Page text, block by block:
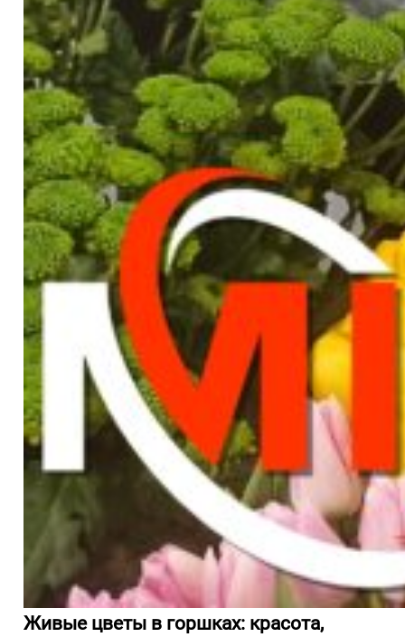
Живые цветы в горшках: красота,